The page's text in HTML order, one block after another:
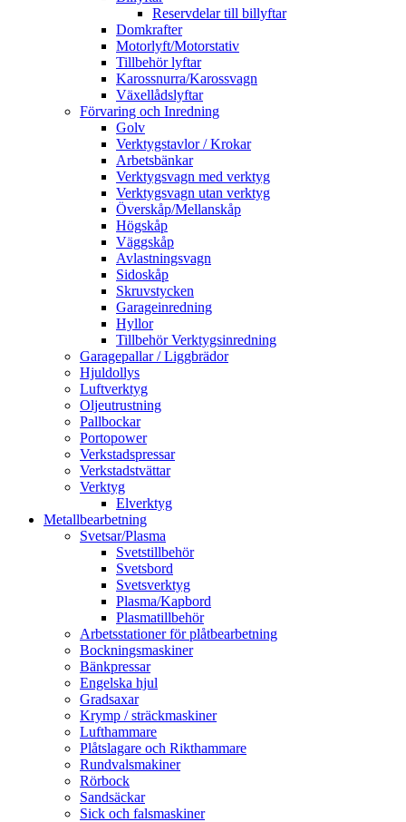
Reservdelar till billyftar
Domkrafter
Motorlyft/Motorstativ
Tillbehör lyftar
Karossnurra/Karossvagn
Växellådslyftar
Förvaring och Inredning
Golv
Verktygstavlor / Krokar
Arbetsbänkar
Verktygsvagn med verktyg
Verktygsvagn utan verktyg
Överskåp/Mellanskåp
Högskåp
Väggskåp
Avlastningsvagn
Sidoskåp
Skruvstycken
Garageinredning
Hyllor
Tillbehör Verktygsinredning
Garagepallar / Liggbrädor
Hjuldollys
Luftverktyg
Oljeutrustning
Pallbockar
Portopower
Verkstadspressar
Verkstadstvättar
Verktyg
Elverktyg
Metallbearbetning
Svetsar/Plasma
Svetstillbehör
Svetsbord
Svetsverktyg
Plasma/Kapbord
Plasmatillbehör
Arbetsstationer för plåtbearbetning
Bockningsmaskiner
Bänkpressar
Engelska hjul
Gradsaxar
Krymp / sträckmaskiner
Lufthammare
Plåtslagare och Rikthammare
Rundvalsmakiner
Rörbock
Sandsäckar
Sick och falsmaskiner